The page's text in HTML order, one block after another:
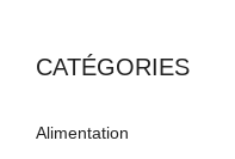
CATÉGORIES
Alimentation